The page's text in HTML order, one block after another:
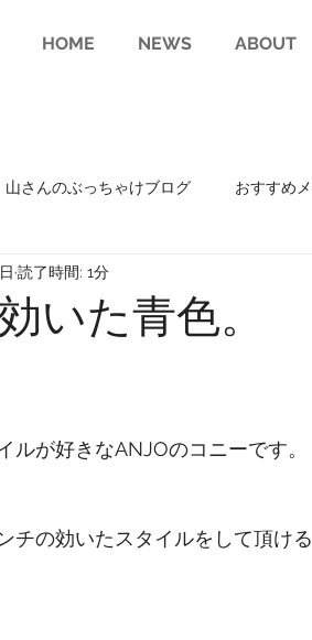
HOME NEWS ABOUT
山さんのぶっちゃけブログ おすすめ
味 RECRUIT(求人)
いた青色。
読了時間: 1分
ルが好きなANJOのコニーです。
チの効いたスタイルをして頂ける